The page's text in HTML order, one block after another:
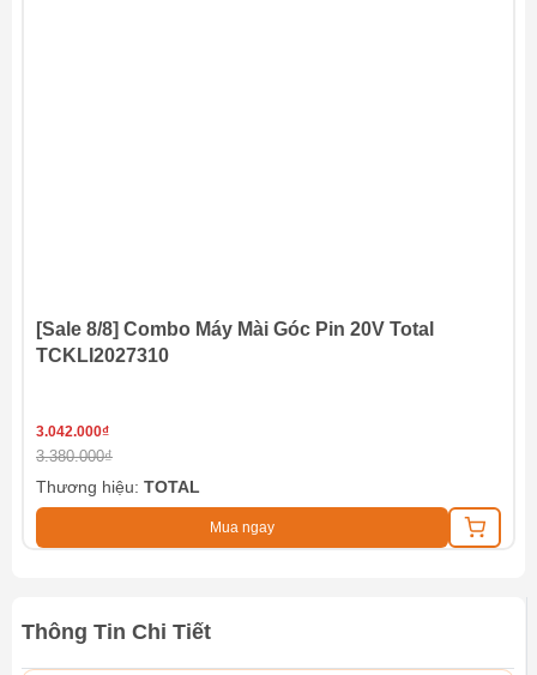
[Sale 8/8] Combo Máy Mài Góc Pin 20V Total
TCKLI2027310
3.042.000₫
3.380.000₫
Thương hiệu: TOTAL
Mua ngay
Thông Tin Chi Tiết